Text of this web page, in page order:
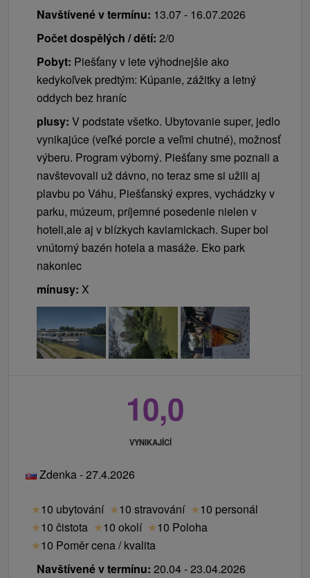
Navštívené v termínu: 13.07 - 16.07.2026
Počet dospělých / dětí: 2/0
Pobyt: Piešťany v lete výhodnejšie ako
kedykoľvek predtým: Kúpanie, zážitky a letný
oddych bez hraníc
plusy: V podstate všetko. Ubytovanie super, jedlo
vynikajúce (veľké porcie a veľmi chutné), možnosť
výberu. Program výborný. Piešťany sme poznali a
navštevovali už dávno, no teraz sme si užili aj
plavbu po Váhu, Piešťanský expres, vychádzky v
parku, múzeum, príjemné posedenie nielen v
hoteli,ale aj v blízkych kaviarnickach. Super bol
vnútorný bazén hotela a masáže. Eko park
nakoniec
mínusy: X
10,0
VYNIKAJÍCÍ
Zdenka - 27.4.2026
★10 ubytování ★10 stravování ★10 personál
★10 čistota ★10 okolí ★10 Poloha
★10 Poměr cena / kvalita
Navštívené v termínu: 20.04 - 23.04.2026